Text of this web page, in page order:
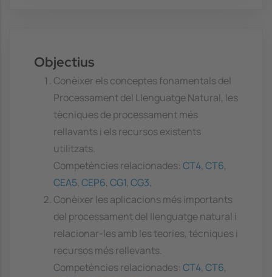
Objectius
Conèixer els conceptes fonamentals del
Processament del Llenguatge Natural, les
tècniques de processament més
rellavants i els recursos existents
utilitzats.
Competències relacionades: CT4, CT6,
CEA5, CEP6, CG1, CG3,
Conèixer les aplicacions més importants
del processament del llenguatge natural i
relacionar-les amb les teories, técniques i
recursos més rellevants.
Competències relacionades: CT4, CT6,